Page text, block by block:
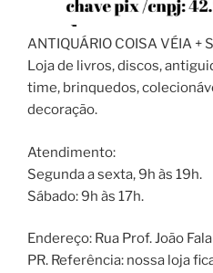
ANTIQUÁRIO COISA VÉIA +
Loja de livros, discos,
time, brinquedos,
decoração.
Atendimento:
Segunda a sexta, 9h às 19h.
Sábado: 9h às 17h.
Endereço: Rua Prof. João
PR. Referência: nossa loja